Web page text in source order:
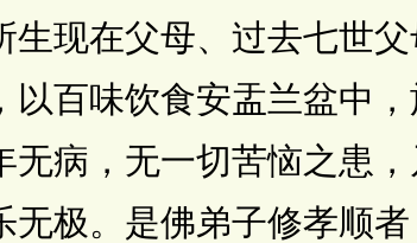
生现在父母、过去七世
以百味饮食安盂兰盆中
病，无一切苦恼之患
极。是佛弟子修孝顺